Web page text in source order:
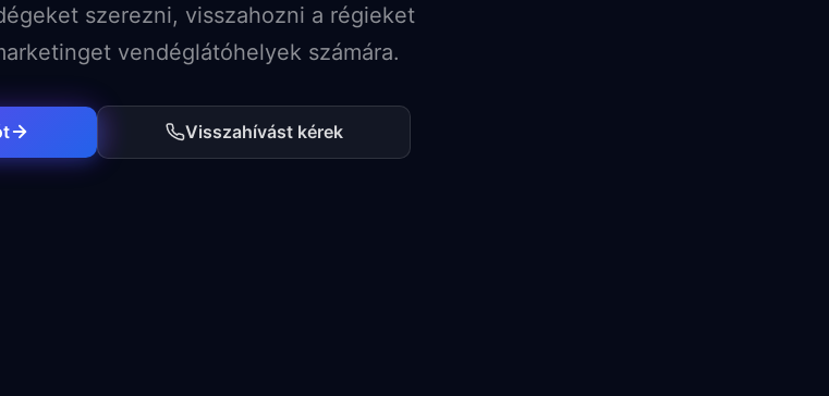
szerezni, visszahozni a régieket
vendéglátóhelyek számára.
Visszahívást kérek